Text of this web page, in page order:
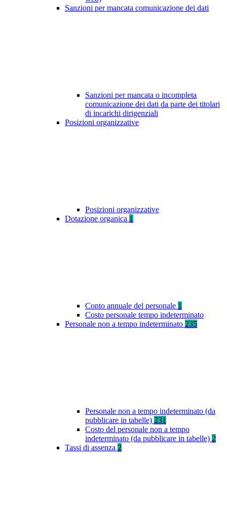
Sanzioni per mancata comunicazione dei dati
Sanzioni per mancata o incompleta
comunicazione dei dati da parte dei titolari
di incarichi dirigenziali
Posizioni organizzative
Posizioni organizzative
Dotazione organica 1
Conto annuale del personale 1
Costo personale tempo indeterminato
Personale non a tempo indeterminato 235
Personale non a tempo indeterminato (da
pubblicare in tabelle) 231
Costo del personale non a tempo
indeterminato (da pubblicare in tabelle) 2
Tassi di assenza 2